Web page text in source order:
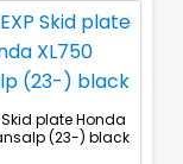
Skid plate Honda
(23-) black